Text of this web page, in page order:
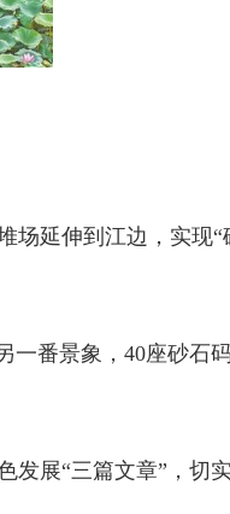
场延伸到江边，实现
番景象，40座砂石
发展“三篇文章”，切